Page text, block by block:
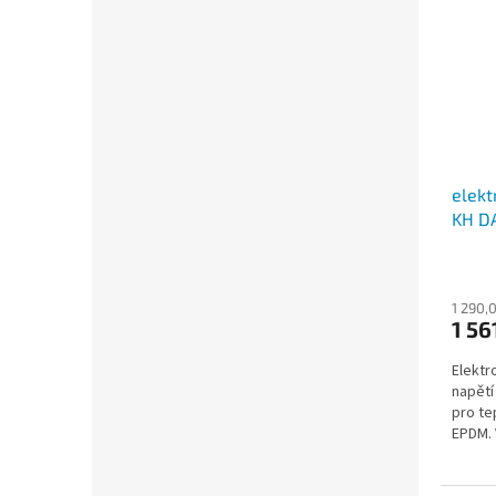
KH
1
1
napětí
pro